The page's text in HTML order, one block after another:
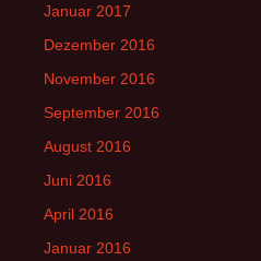
Januar 2017
Dezember 2016
November 2016
September 2016
August 2016
Juni 2016
April 2016
Januar 2016